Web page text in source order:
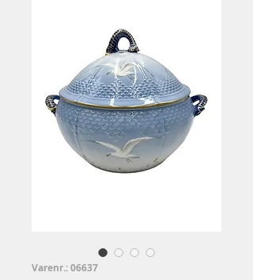
Varenr.: 06637